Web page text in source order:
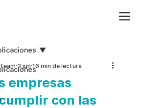
empresas
con las
3 jun 16 min de lectura